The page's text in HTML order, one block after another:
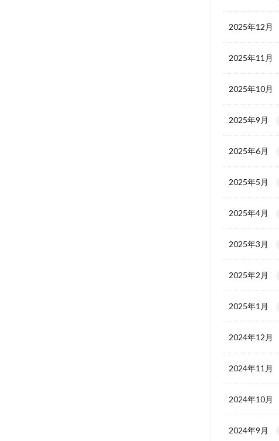
2025年12月
2025年11月
2025年10月
2025年9月
2025年6月
2025年5月
2025年4月
2025年3月
2025年2月
2025年1月
2024年12月
2024年11月
2024年10月
2024年9月